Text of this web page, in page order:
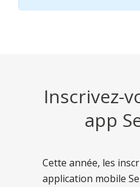
Inscrivez-
app
Cette année, les
application mobile